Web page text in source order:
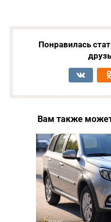
Понравилась
Вам также